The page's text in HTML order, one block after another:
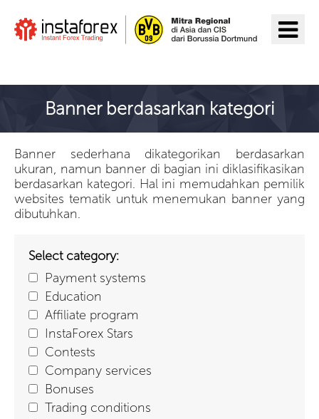
Banner berdasarkan kategori
Banner sederhana dikategorikan berdasarkan
ukuran, namun banner di bagian ini diklasifikasikan
berdasarkan kategori. Hal ini memudahkan pemilik
websites tematik untuk menemukan banner yang
dibutuhkan.
Select category:
Payment systems
Education
Affiliate program
InstaForex Stars
Contests
Company services
Bonuses
Trading conditions